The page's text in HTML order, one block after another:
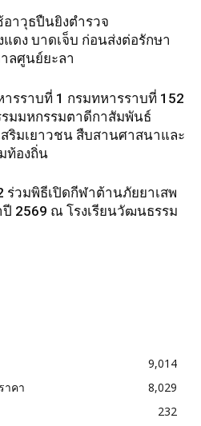
าวุธปืนยิงตำรวจ
แดง บาดเจ็บ ก่อนส่งต่อรักษา
ลศูนย์ยะลา
รราบที่ 1 กรมทหารราบที่ 152
รมมหกรรมตาดีกาสัมพันธ์
สริมเยาวชน สืบสานศาสนาและ
ท้องถิ่น
ร่วมพิธีเปิดกีฬาต้านภัยยาเสพ
2569 ณ โรงเรียนวัฒนธรรม
9,014
าคา
8,029
232